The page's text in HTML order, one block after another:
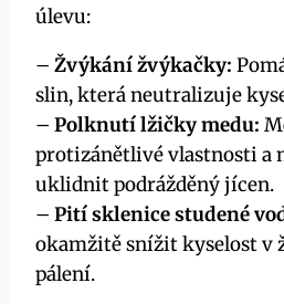
úlevu:
– Žvýkání žvýkačky:
⁢slin, která neutralizuje‍
– Polknutí lžičky medu:
⁣protizánětlivé vlastnosti a
uklidnit‌ podrážděný jícen.
– Pití sklenice studené
okamžitě snížit kyselost v
pálení.